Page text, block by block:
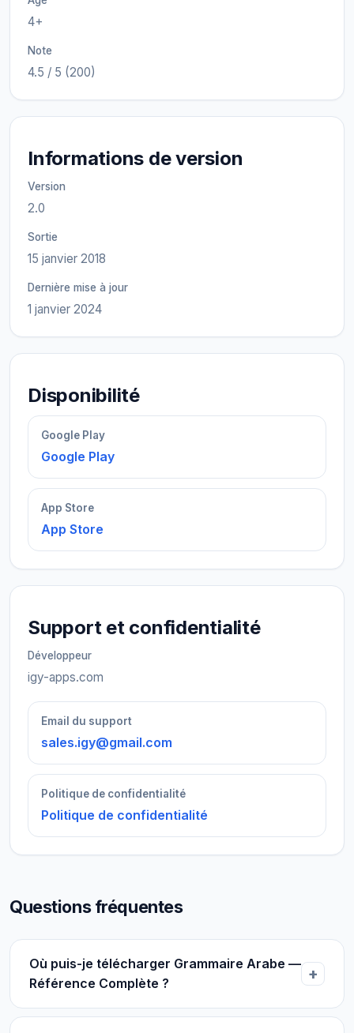
4+
Note
4.5 / 5 (200)
Informations de version
Version
2.0
Sortie
15 janvier 2018
Dernière mise à jour
1 janvier 2024
Disponibilité
Google Play
Google Play
App Store
App Store
Support et confidentialité
Développeur
igy-apps.com
Email du support
sales.igy@gmail.com
Politique de confidentialité
Politique de confidentialité
Questions fréquentes
Où puis-je télécharger Grammaire Arabe —
Référence Complète ?